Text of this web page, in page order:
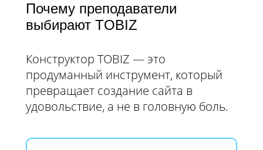
Почему преподаватели
выбирают TOBIZ
Конструктор TOBIZ — это
продуманный инструмент, который
превращает создание сайта в
удовольствие, а не в головную боль.